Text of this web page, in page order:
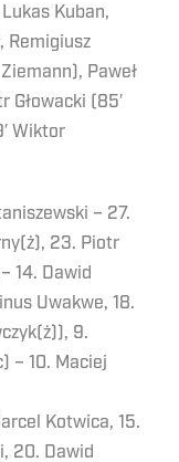
Kuban,
Remigiusz
Paweł
Głowacki (85′
Wiktor
– 27.
23. Piotr
14. Dawid
Uwakwe, 18.
9.
– 10. Maciej
Kotwica, 15.
20. Dawid